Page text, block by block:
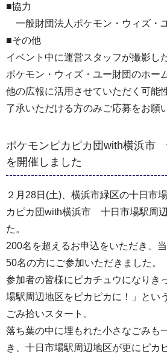
■協力
一般財団法人ポケモン・ウィズ・
■その他
イベント中に運営スタッフが撮影し
ポケモン・ウィズ・ユー財団のホー
他の広報に活用させていただく可能
了承いただける方のみご応募をお願
ポケモンピカピカ団with横浜市
を開催しました
２月28日(土)、横浜市緑区の十日市
カピカ団with横浜市 十日市場駅周
た。
200名を超えるお申込をいただき、
50名の方にご参加いただきました。
参加者の皆様にピカチュウになりき
場駅周辺地区をピカピカに！」とい
ごみ拾いスタート。
落ち葉の中に埋もれた小さなごみも
き、十日市場駅周辺地区が更にピカ